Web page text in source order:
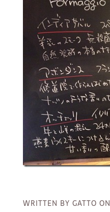
WRITTEN BY GATTO ON